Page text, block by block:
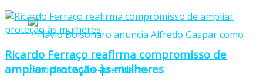
Ricardo Ferraço reafirma compromisso de
ampliar proteção às mulheres